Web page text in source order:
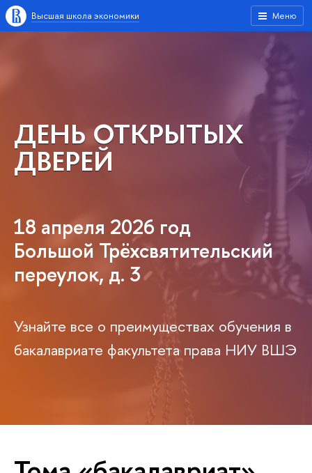
Меню
Высшая школа экономики
ДЕНЬ ОТКРЫТЫХ
ДВЕРЕЙ
18 апреля 2026 год
Большой Трёхсвятительский
переулок, д. 3
Узнайте все о преимуществах обучения в
бакалавриате факультета права НИУ ВШЭ